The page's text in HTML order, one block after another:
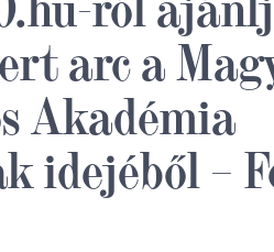
arc a
Akadémia
idejéből –